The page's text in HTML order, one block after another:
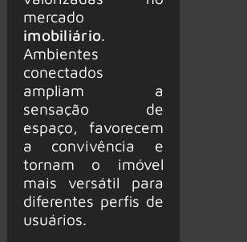
mercado
imobiliário.
Ambientes
conectados
ampliam a
sensação de
espaço, favorecem
a convivência e
tornam o imóvel
mais versátil para
diferentes perfis de
usuários.